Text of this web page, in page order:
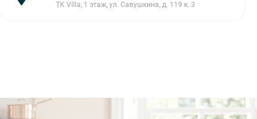
ТК Villa, 1 этаж, ул. Савушкина, д. 119 к. 3